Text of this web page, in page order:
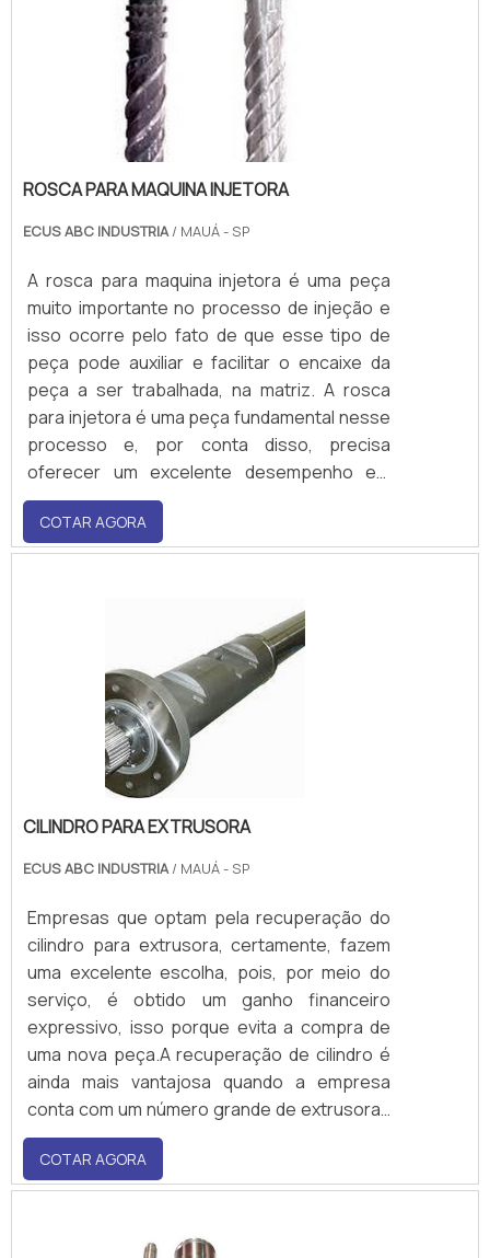
ROSCA PARA MAQUINA INJETORA
ECUS ABC INDUSTRIA/ MAUÁ - SP
A rosca para maquina injetora é uma peça
muito importante no processo de injeção e
isso ocorre pelo fato de que esse tipo de
peça pode auxiliar e facilitar o encaixe da
peça a ser trabalhada, na matriz. A rosca
para injetora é uma peça fundamental nesse
processo e, por conta disso, precisa
oferecer um excelente desempenho em
segurança e resistência, especialmente
quando lida com fortes variações de
temperatura, enquanto está transportando
COTAR AGORA
CILINDRO PARA EXTRUSORA
ECUS ABC INDUSTRIA/ MAUÁ - SP
Empresas que optam pela recuperação do
cilindro para extrusora, certamente, fazem
uma excelente escolha, pois, por meio do
serviço, é obtido um ganho financeiro
expressivo, isso porque evita a compra de
uma nova peça.A recuperação de cilindro é
ainda mais vantajosa quando a empresa
conta com um número grande de extrusoras
no ambiente. Além disso, o serviço também
auxilia no aumento da disponibilidade de
espaço, já que peças paradas demandam
COTAR AGORA